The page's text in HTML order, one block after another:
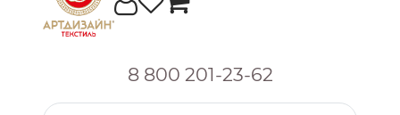
8 800 201-23-62